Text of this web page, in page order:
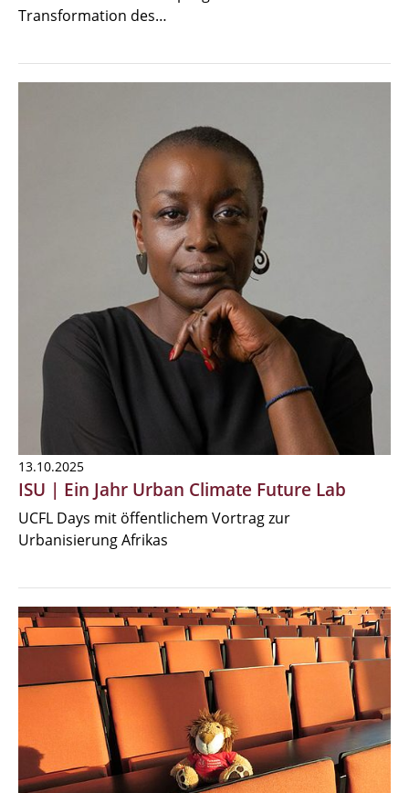
Transformation des…
13.10.2025
ISU | Ein Jahr Urban Climate Future Lab
UCFL Days mit öffentlichem Vortrag zur
Urbanisierung Afrikas